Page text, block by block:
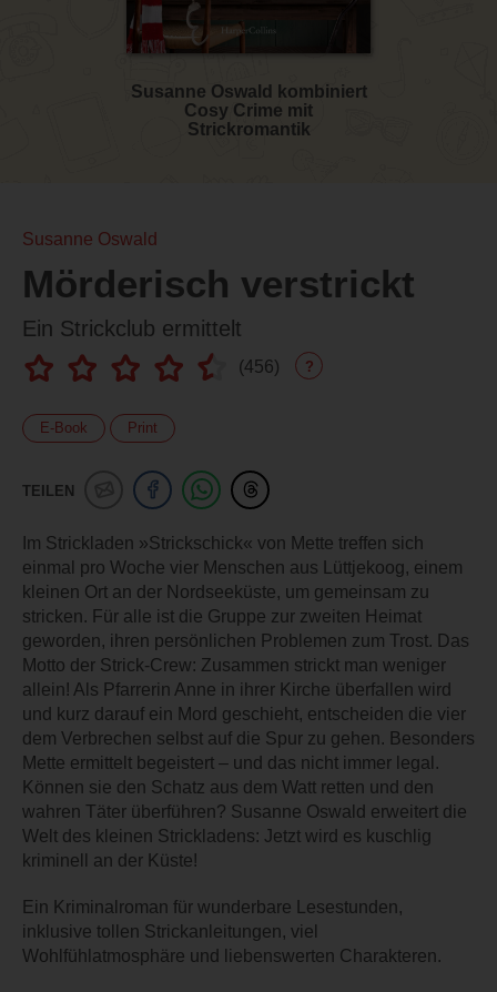
Susanne Oswald kombiniert
Cosy Crime mit
Strickromantik
Susanne Oswald
Mörderisch verstrickt
Ein Strickclub ermittelt
(456) ?
E-Book Print
TEILEN
Im Strickladen »Strickschick« von Mette treffen sich
einmal pro Woche vier Menschen aus Lüttjekoog, einem
kleinen Ort an der Nordseeküste, um gemeinsam zu
stricken. Für alle ist die Gruppe zur zweiten Heimat
geworden, ihren persönlichen Problemen zum Trost. Das
Motto der Strick-Crew: Zusammen strickt man weniger
allein! Als Pfarrerin Anne in ihrer Kirche überfallen wird
und kurz darauf ein Mord geschieht, entscheiden die vier
dem Verbrechen selbst auf die Spur zu gehen. Besonders
Mette ermittelt begeistert – und das nicht immer legal.
Können sie den Schatz aus dem Watt retten und den
wahren Täter überführen? Susanne Oswald erweitert die
Welt des kleinen Strickladens: Jetzt wird es kuschlig
kriminell an der Küste!
Ein Kriminalroman für wunderbare Lesestunden,
inklusive tollen Strickanleitungen, viel
Wohlfühlatmosphäre und liebenswerten Charakteren.